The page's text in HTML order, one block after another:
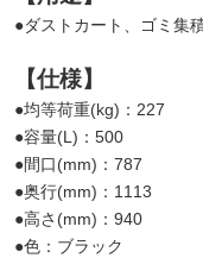
●ダストカート、ゴミ集
【仕様】
●均等荷重(kg)：227
●容量(L)：500
●間口(mm)：787
●奥行(mm)：1113
●高さ(mm)：940
●色：ブラック